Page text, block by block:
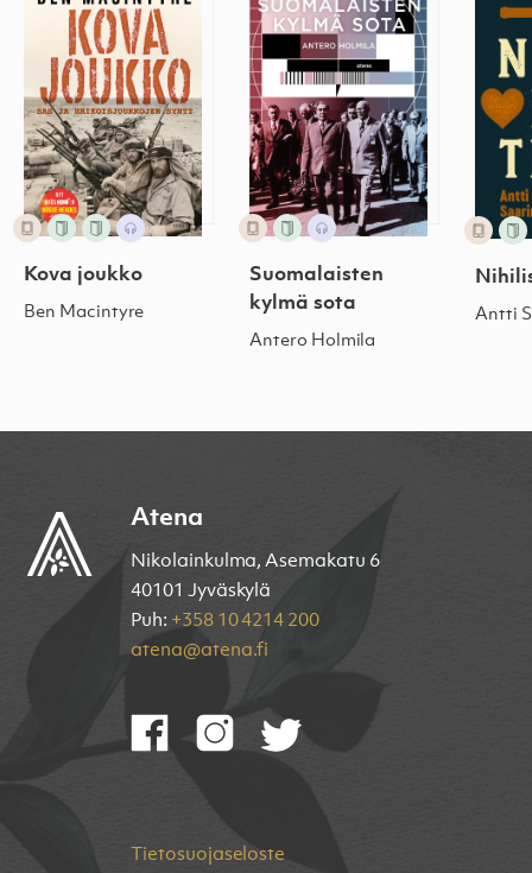
Kova joukko
Ben Macintyre
Suomalaisten
kylmä sota
Antero Holmila
Antti
Atena
Nikolainkulma, Asemakatu 6
40101 Jyväskylä
Puh: +358 10 4214 200
atena@atena.fi
Tietosuojaseloste